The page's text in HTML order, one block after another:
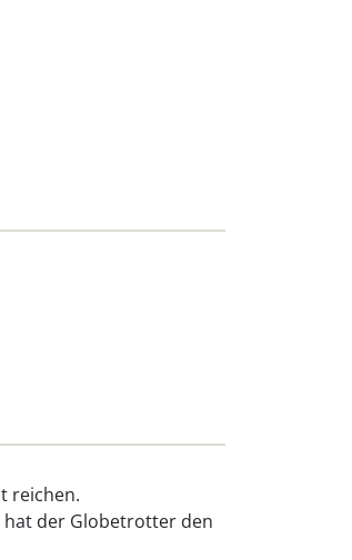
reichen.
hat der Globetrotter den